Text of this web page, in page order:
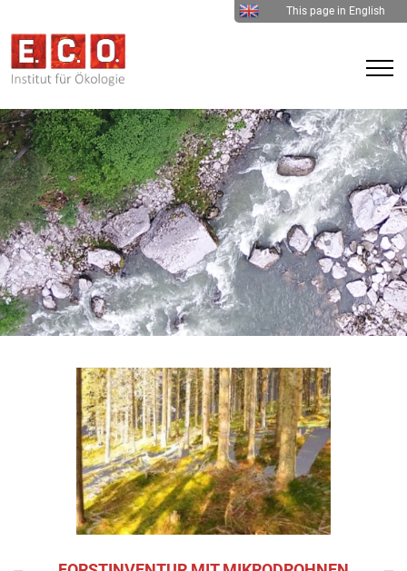
This page in English